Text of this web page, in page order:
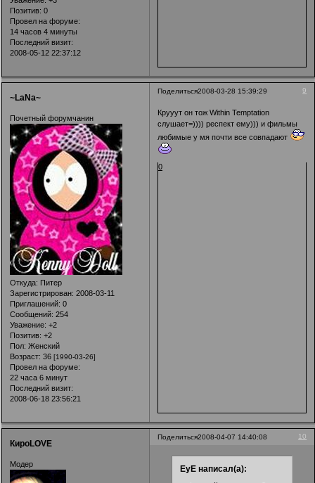
Позитив: 0
Провел на форуме:
14 часов 4 минуты
Последний визит:
2008-05-12 22:37:12
Поделиться 9
2008-03-28 15:39:29
~LaNa~
Почетный форумчанин
Откуда: Питер
Зарегистрирован: 2008-03-11
Приглашений: 0
Сообщений: 254
Уважение: +2
Позитив: +2
Пол: Женский
Возраст: 36 [1990-03-26]
Провел на форуме:
22 часа 6 минут
Последний визит:
2008-06-18 23:56:21
Крууут он тож Within Temptation
слушает=)))) респект ему))) и фильмы
любимые у мя почти все совпадают
0
Поделиться 10
2008-04-07 14:40:08
КироLOVE
Модер EyE написал(а):